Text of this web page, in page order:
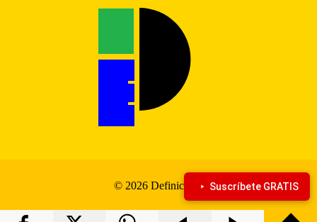
© 2026 Definiciona Suscríbete GRATIS